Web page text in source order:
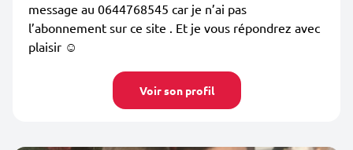
message au 0644768545 car je n’ai pas
l’abonnement sur ce site . Et je vous répondrez avec
plaisir ☺️
Voir son profil